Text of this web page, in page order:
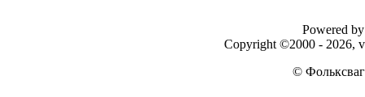
Powered
Copyright ©2000 - 2026,
©